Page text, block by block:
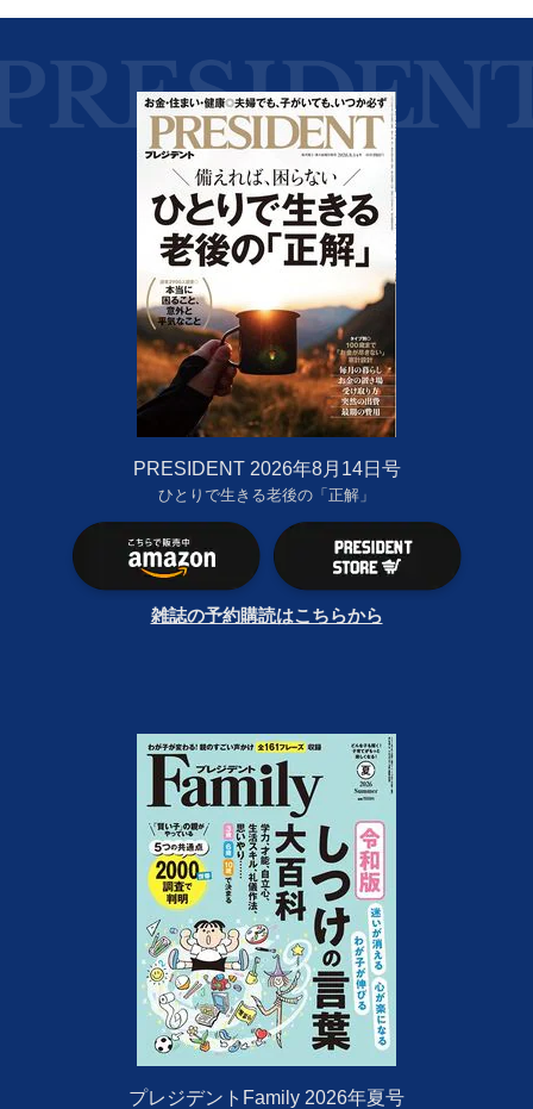
PRESIDENT 2026年8月14日号
ひとりで生きる老後の「正解」
雑誌の予約購読はこちらから
プレジデントFamily 2026年夏号